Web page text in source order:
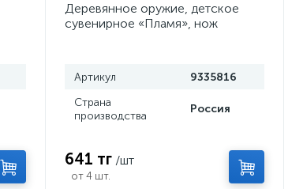
Деревянное оружие, детское
сувенирное «Пламя», нож
Артикул
9335816
Страна
производства
Россия
641 тг /шт
от 4 шт.